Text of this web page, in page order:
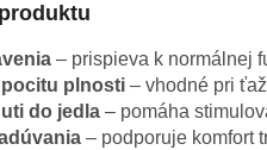
– prispieva k normálnej
plnosti – vhodné pri
do jedla – pomáha
– podporuje komfort